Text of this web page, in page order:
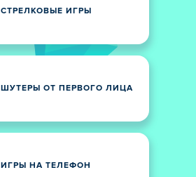
СТРЕЛКОВЫЕ ИГРЫ
ШУТЕРЫ ОТ ПЕРВОГО ЛИЦА
ИГРЫ НА ТЕЛЕФОН